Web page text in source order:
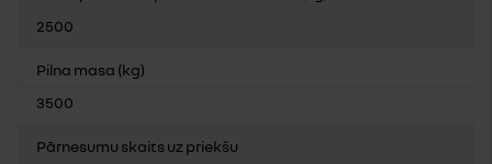
2500
Pilna masa (kg)
3500
Pārnesumu skaits uz priekšu